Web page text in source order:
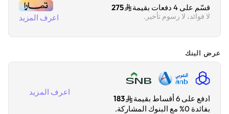
قسّم على 4 دفعات بقيمة 275
لا فوائد، لا رسوم تأخير. اعرف المزيد
عرض البنك
ادفع على 6 أقساط بقيمة
183
بفائدة 0% مع البنوك المشاركة.
اعرف المزيد